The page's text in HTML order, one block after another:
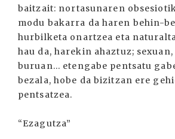
baitzait: nortasunaren
modu bakarra da haren behin-
hurbilketa onartzea eta
hau da, harekin ahaztuz;
buruan... etengabe pentsatu
bezala, hobe da bizitzan ere
pentsatzea.
“Ezagutza”